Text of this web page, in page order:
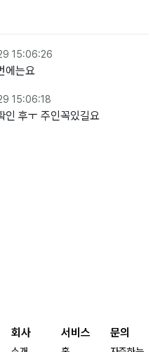
15:06:26
에는요
15:06:18
인 후ㅜ 주인꼭있길요
회사 서비스 문의